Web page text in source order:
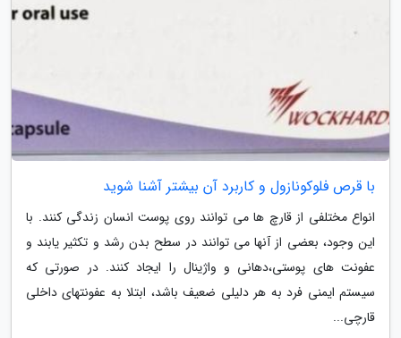
با قرص فلوکونازول و کاربرد آن بیشتر آشنا شوید
انواع مختلفی از قارچ ها می توانند روی پوست انسان زندگی کنند. با
این وجود، بعضی از آنها می توانند در سطح بدن رشد و تکثیر یابند و
عفونت های پوستی،دهانی و واژینال را ایجاد کنند. در صورتی که
سیستم ایمنی فرد به هر دلیلی ضعیف باشد، ابتلا به عفونتهای داخلی
قارچی...